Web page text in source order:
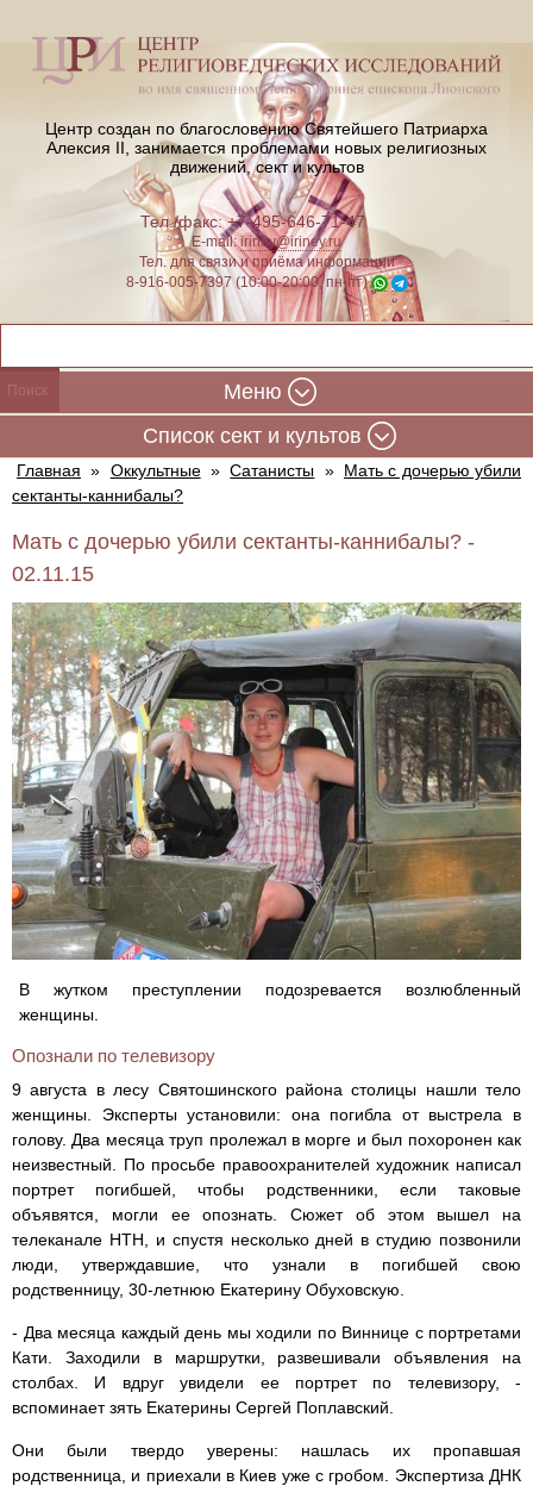
Центр создан по благословению Святейшего Патриарха
Алексия II, занимается проблемами новых религиозных
движений, сект и культов
Тел./факс: +7-495-646-71-47
E-mail:iriney@iriney.ru
Тел. для связи и приёма информации
8-916-005-7397 (10:00-20:00, пн-пт)
Меню
Cписок сект и культов
Главная » Оккультные » Сатанисты » Мать с дочерью убили
сектанты-каннибалы?
Мать с дочерью убили сектанты-каннибалы? -
02.11.15
В жутком преступлении подозревается возлюбленный
женщины.
Опознали по телевизору
9 августа в лесу Святошинского района столицы нашли тело
женщины. Эксперты установили: она погибла от выстрела в
голову. Два месяца труп пролежал в морге и был похоронен как
неизвестный. По просьбе правоохранителей художник написал
портрет погибшей, чтобы родственники, если таковые
объявятся, могли ее опознать. Сюжет об этом вышел на
телеканале НТН, и спустя несколько дней в студию позвонили
люди, утверждавшие, что узнали в погибшей свою
родственницу, 30-летнюю Екатерину Обуховскую.
- Два месяца каждый день мы ходили по Виннице с портретами
Кати. Заходили в маршрутки, развешивали объявления на
столбах. И вдруг увидели ее портрет по телевизору, -
вспоминает зять Екатерины Сергей Поплавский.
Они были твердо уверены: нашлась их пропавшая
родственница, и приехали в Киев уже с гробом. Экспертиза ДНК